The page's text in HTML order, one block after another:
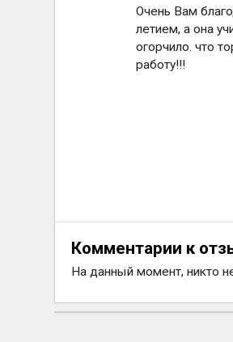
Очень Вам
летием, а она
огорчило. что
работу!!!
Комментарии к
На данный момент, никто